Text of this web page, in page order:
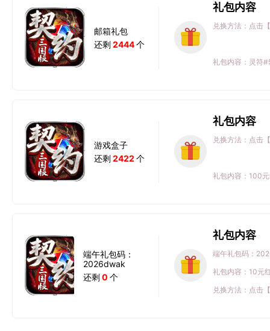
邮箱礼包
还剩2444个
礼包内容
兑换方法：点击
礼包内容：灵符
游戏盒子
还剩2422 个
礼包内容
兑换方法：点击
礼包内容：100
端午礼包码：
2026dwak
还剩 0 个
礼包内容
端午礼包码：
礼包内容：10元
兑换方法：点击